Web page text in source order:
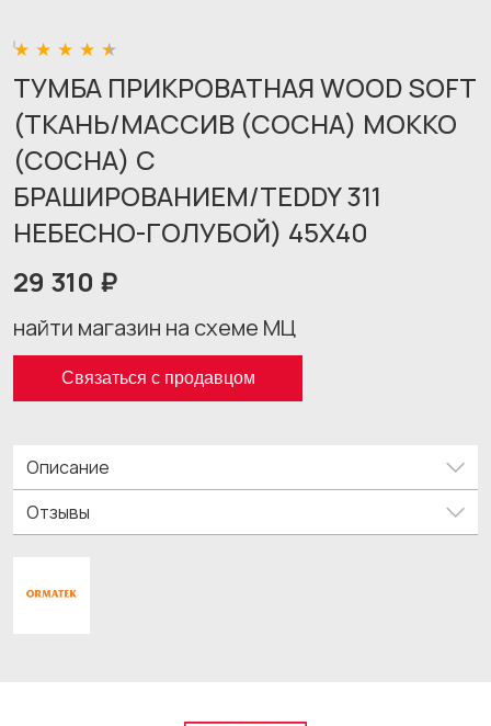
ТУМБА ПРИКРОВАТНАЯ WOOD SOFT
(ТКАНЬ/МАССИВ (СОСНА) МОККО
(СОСНА) С
БРАШИРОВАНИЕМ/TEDDY 311
НЕБЕСНО-ГОЛУБОЙ) 45X40
29 310 ₽
найти магазин на схеме МЦ
Связаться с продавцом
Описание
Отзывы